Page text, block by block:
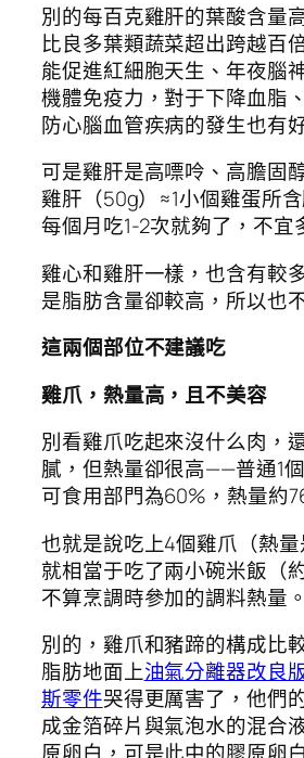
別的每百克雞肝的葉酸含量高
比良多葉類蔬菜超出跨越百
能促進紅細胞天生、年夜腦
機體免疫力，對于下降血脂
防心腦血管疾病的發生也有
可是雞肝是高嘌呤、高膽固
雞肝（50g）≈1小個雞蛋所
每個月吃1-2次就夠了，不宜
雞心和雞肝一樣，也含有較
是脂肪含量卻較高，所以也
這兩個部位不建議吃
雞爪，熱量高，且不美容
別看雞爪吃起來沒什么肉，
膩，但熱量卻很高——普通1
可食用部門為60%，熱量約
也就是說吃上4個雞爪（熱量
就相當于吃了兩小碗米飯（
不算烹調時參加的調料熱量。
別的，雞爪和豬蹄的構成比
脂肪地面上油氣分離器改良
斯零件哭得更厲害了，他們
成金箔碎片與氣泡水的混合